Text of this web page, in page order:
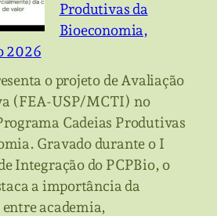
Produtivas da
Bioeconomia,
2026
o projeto de Avaliação
(FEA-USP/MCTI) no
Cadeias Produtivas
Gravado durante o I
Integração do PCPBio, o
a importância da
entre academia,